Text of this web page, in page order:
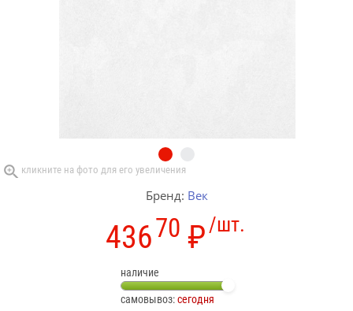
Бренд: Век
/шт.
43670 ₽
наличие
самовывоз:сегодня